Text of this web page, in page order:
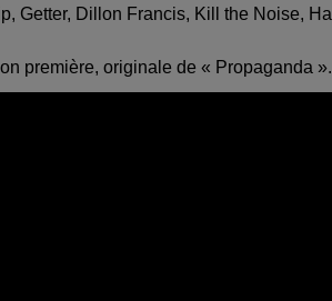
Getter, Dillon Francis, Kill the Noise,
première, originale de « Propaganda ».